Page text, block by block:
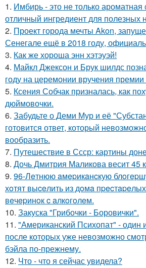
1. Имбирь - это не только ароматная
отличный ингредиент для полезных
2. Проект города мечты Akon,
Сенегале ещё в 2018 году,
3. Как же хороша энн хэтэуэй!
4. Майкл Джексон и Брук шилдс
году на церемонии вручения
5. Ксения Собчак призналась, как
дюймовочки.
6. Забудьте о Деми Мур и её
готовится ответ, который
вообразить.
7. Путешествие в Ссср: картины
8. Дочь Дмитрия Маликова весит 45
9. 96-Лeтнюю aмepикaнcкую
хoтят выceлить из дoмa
вeчepинoк c aлкoгoлeм.
10. Закуска "Грибочки - Боровички".
11. "Американский Психопат" - один
после которых уже невозможно
бэйла по-прежнему.
12. Что - что я сейчас увидела?